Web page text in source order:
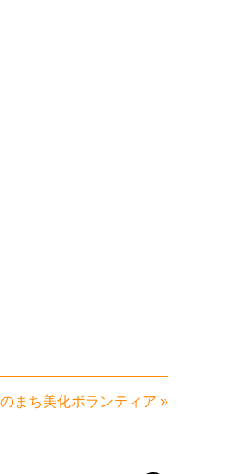
まち美化ボランティア »